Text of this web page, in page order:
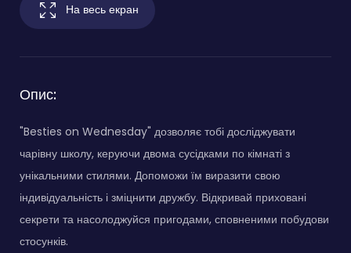
На весь екран
Опис:
"Besties on Wednesday" дозволяє тобі досліджувати
чарівну школу, керуючи двома сусідками по кімнаті з
унікальними стилями. Допоможи їм виразити свою
індивідуальність і зміцнити дружбу. Відкривай приховані
секрети та насолоджуйся пригодами, сповненими побудови
стосунків.